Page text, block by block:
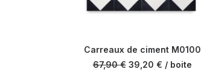
Carreaux de ciment M0100
67,90€ 39,20 € / boite